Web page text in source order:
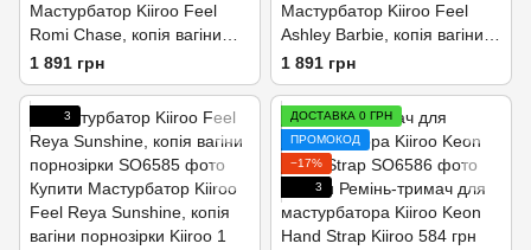
Мастурбатор Kiiroo Feel
Romi Chase, копія вагіни
порнозірки
1 891 грн
Мастурбатор Kiiroo Feel
Ashley Barbie, копія вагіни
порнозірки
1 891 грн
3
ДОСТАВКА 0 ГРН
ПРОМОКОД
−17%
3